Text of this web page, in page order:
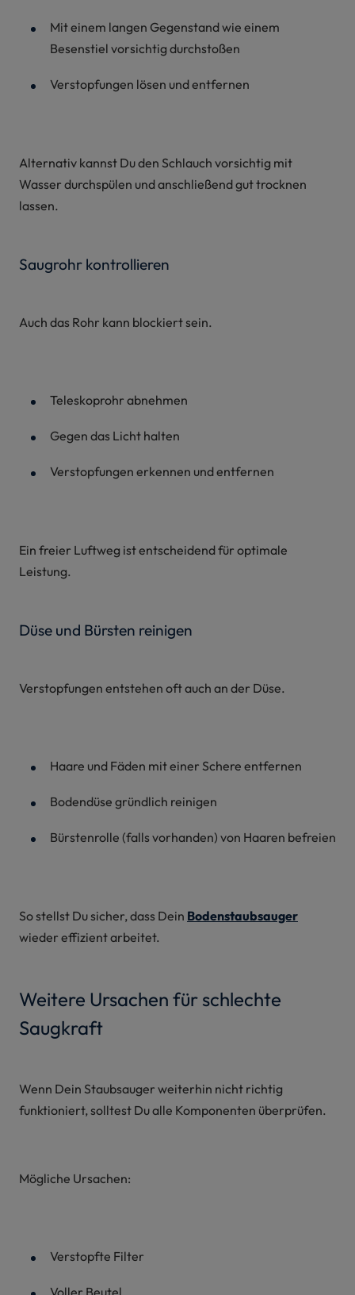
Mit einem langen Gegenstand wie einem
Besenstiel vorsichtig durchstoßen
Verstopfungen lösen und entfernen
Alternativ kannst Du den Schlauch vorsichtig mit
Wasser durchspülen und anschließend gut trocknen
lassen.
Saugrohr kontrollieren
Auch das Rohr kann blockiert sein.
Teleskoprohr abnehmen
Gegen das Licht halten
Verstopfungen erkennen und entfernen
Ein freier Luftweg ist entscheidend für optimale
Leistung.
Düse und Bürsten reinigen
Verstopfungen entstehen oft auch an der Düse.
Haare und Fäden mit einer Schere entfernen
Bodendüse gründlich reinigen
Bürstenrolle (falls vorhanden) von Haaren befreien
So stellst Du sicher, dass Dein Bodenstaubsauger
wieder effizient arbeitet.
Weitere Ursachen für schlechte
Saugkraft
Wenn Dein Staubsauger weiterhin nicht richtig
funktioniert, solltest Du alle Komponenten überprüfen.
Mögliche Ursachen:
Verstopfte Filter
Voller Beutel